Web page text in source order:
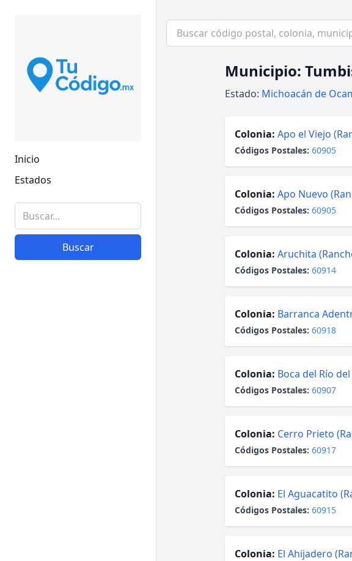
Inicio
Estados
Buscar
Municipio:
Estado: Michoacán de
Colonia: Apo el Viejo
Códigos Postales: 60905
Colonia: Apo Nuevo
Códigos Postales: 60905
Colonia: Aruchita
Códigos Postales: 60914
Colonia: Barranca
Códigos Postales: 60918
Colonia: Boca del Río
Códigos Postales: 60907
Colonia: Cerro Prieto
Códigos Postales: 60917
Colonia: El Aguacatito
Códigos Postales: 60915
Colonia: El Ahijadero